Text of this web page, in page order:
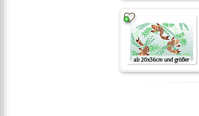
ab 20x36cm und größer